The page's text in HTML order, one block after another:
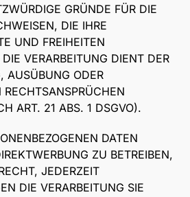
GRÜNDE FÜR DIE
DIE IHRE
UND FREIHEITEN
VERARBEITUNG DIENT DER
AUSÜBUNG ODER
ART. 21 ABS. 1 DSGVO).
DATEN
ZU BETREIBEN,
JEDERZEIT
DIE VERARBEITUNG SIE